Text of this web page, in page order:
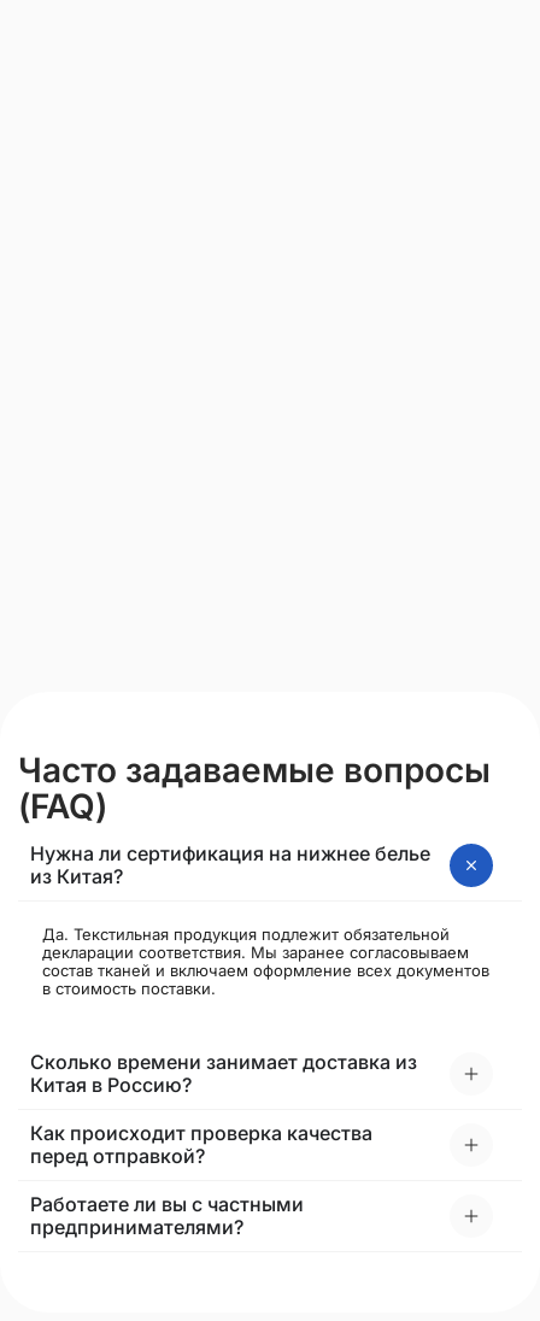
Часто задаваемые вопросы
(FAQ)
Нужна ли сертификация на нижнее белье
из Китая?
Да. Текстильная продукция подлежит обязательной
декларации соответствия. Мы заранее согласовываем
состав тканей и включаем оформление всех документов
в стоимость поставки.
Сколько времени занимает доставка из
Китая в Россию?
Как происходит проверка качества
перед отправкой?
Работаете ли вы с частными
предпринимателями?